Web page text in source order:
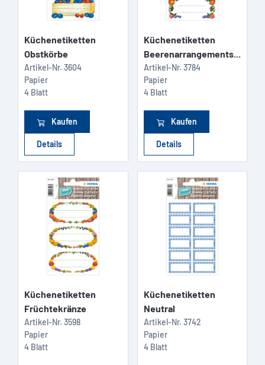
Küchenetiketten
Obstkörbe
Artikel-Nr. 3604
Papier
4 Blatt
Kaufen
Details
Küchenetiketten
Beerenarrangements...
Artikel-Nr. 3784
Papier
4 Blatt
Kaufen
Details
Küchenetiketten
Früchtekränze
Artikel-Nr. 3598
Papier
4 Blatt
Küchenetiketten
Neutral
Artikel-Nr. 3742
Papier
4 Blatt